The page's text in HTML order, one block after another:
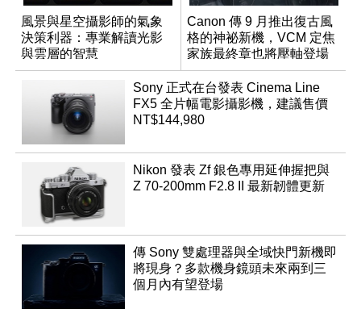
風景與星空攝影師的氣象
決策利器：專業解讀光影
與雲層的智慧
App「Atmos」登場
Canon 傳 9 月推出復古風
格的神祕新機，VCM 定焦
家族最終章也將壓軸登場
Sony 正式在台發表 Cinema Line
FX5 全片幅電影攝影機，建議售價
NT$144,980
Nikon 發表 Zf 銀色專用延伸握把與
Z 70-200mm F2.8 II 最新韌體更新
傳 Sony 雙處理器與全域快門新機即
將現身？多款機身鏡頭未來兩到三
個月內有望登場